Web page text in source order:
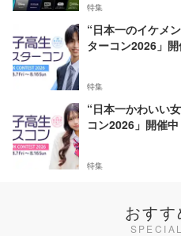
特集
“日本一のイケメ
ターコン2026」開
特集
“日本一かわいい
コン2026」開催中
特集
おす